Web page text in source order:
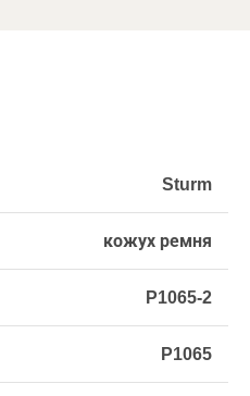
Sturm
кожух ремня
P1065-2
P1065